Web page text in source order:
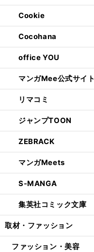
Cookie
Cocohana
office YOU
マンガMee公式サイト
リマコミ
ジャンプTOON
ZEBRACK
マンガMeets
S-MANGA
集英社コミック文庫
取材・ファッション
ファッション・美容